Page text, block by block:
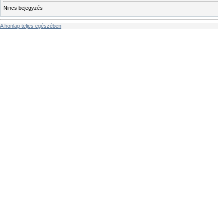
Nincs bejegyzés
A honlap teljes egészében